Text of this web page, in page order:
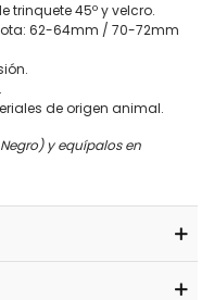
trinquete 45º y velcro.
62-64mm / 70-72mm
de origen animal.
y equípalos en